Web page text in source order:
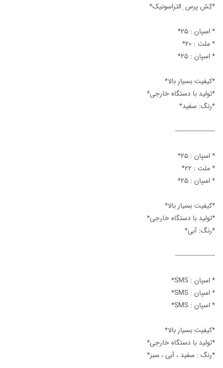
*کِش پرس ِ التراسونیک*
* اسپان : ۲۵*
* ملت : ۲۰*
* اسپان : ۲۵*
*کیفیت بسیار بالا*
*تولید با دستگاه خارجی*
*رنگ: سفید*
--------------------
* اسپان : ۲۵*
* ملت : ۲۲*
* اسپان : ۲۵*
*کیفیت بسیار بالا*
*تولید با دستگاه خارجی*
*رنگ: آبی*
--------------------
* اسپان : SMS*
* اسپان : SMS*
* اسپان : SMS*
*کیفیت بسیار بالا*
*تولید با دستگاه خارجی*
*رنگ : سفید ، آبی ، سبز*